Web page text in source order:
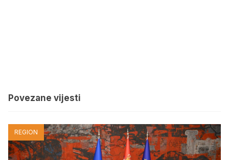
Povezane vijesti
REGION